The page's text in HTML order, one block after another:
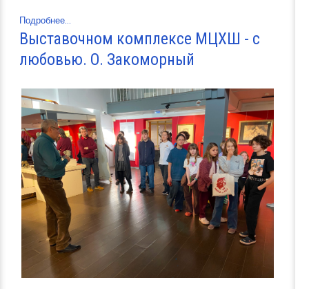
Подробнее...
Выставочном комплексе МЦХШ - с
любовью. О. Закоморный